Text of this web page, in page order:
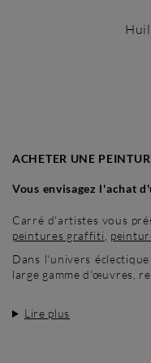
ACHETER UNE
Vous envisagez l'achat
Carré d'artistes vous
peintures graffiti
Dans l'univers
large gamme d'œuvres,
Lire plus